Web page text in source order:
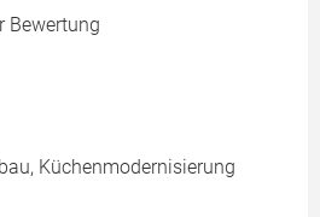
Bewertung
Küchenmodernisierung